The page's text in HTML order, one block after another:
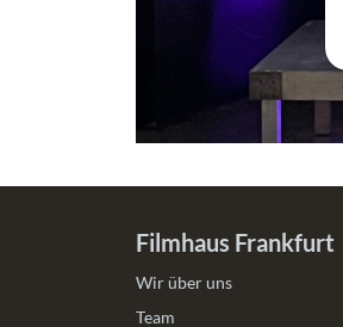
Filmhaus Frankfurt
Wir über uns
Team